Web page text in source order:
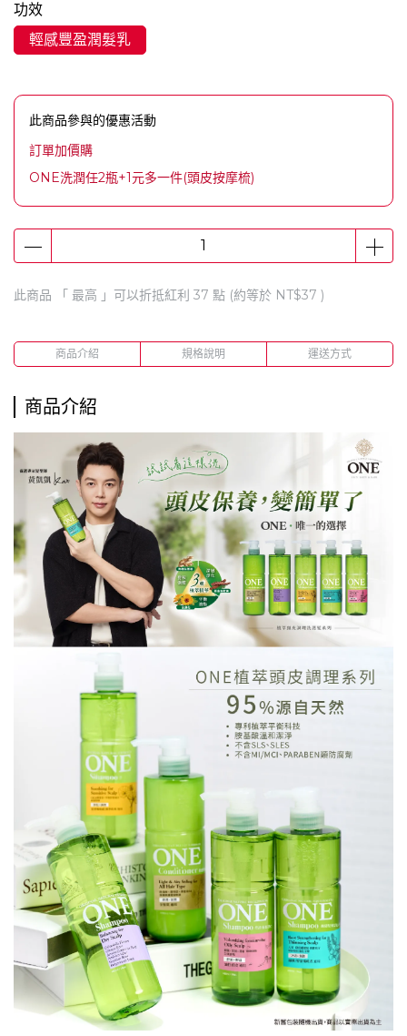
功效
輕感豐盈潤髮乳
此商品參與的優惠活動
訂單加價購
ONE洗潤任2瓶+1元多一件(頭皮按摩梳)
此商品 「 最高 」可以折抵紅利 37 點 (約等於 NT$37 )
商品介紹 規格說明 運送方式
商品介紹